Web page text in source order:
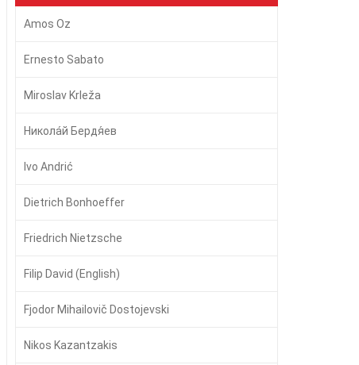
Amos Oz
Ernesto Sabato
Miroslav Krleža
Никола́й Бердя́ев
Ivo Andrić
Dietrich Bonhoeffer
Friedrich Nietzsche
Filip David (English)
Fjodor Mihailovič Dostojevski
Nikos Kazantzakis